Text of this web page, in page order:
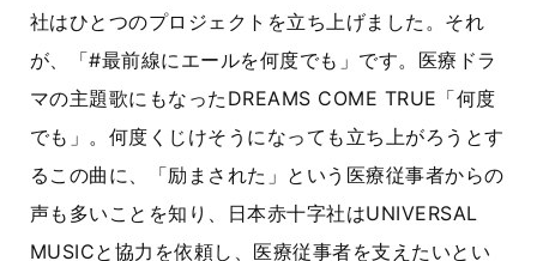
社はひとつのプロジェクトを立ち上げました。それ
が、「#最前線にエールを何度でも」です。医療ドラ
マの主題歌にもなったDREAMS COME TRUE「何度
でも」。何度くじけそうになっても立ち上がろうとす
るこの曲に、「励まされた」という医療従事者からの
声も多いことを知り、日本赤十字社はUNIVERSAL
MUSICと協力を依頼し、医療従事者を支えたいとい